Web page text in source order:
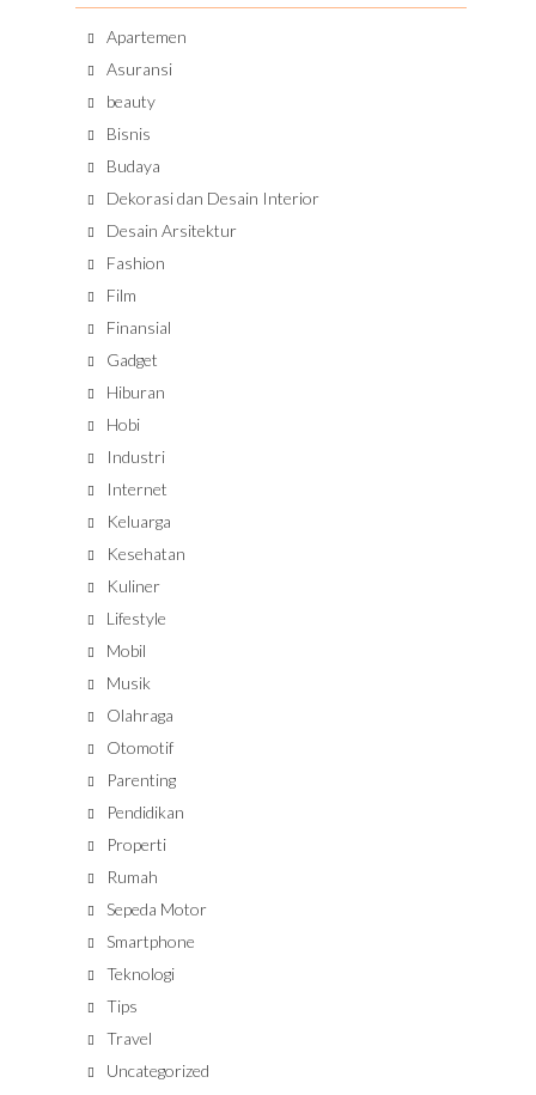
Apartemen
Asuransi
beauty
Bisnis
Budaya
Dekorasi dan Desain Interior
Desain Arsitektur
Fashion
Film
Finansial
Gadget
Hiburan
Hobi
Industri
Internet
Keluarga
Kesehatan
Kuliner
Lifestyle
Mobil
Musik
Olahraga
Otomotif
Parenting
Pendidikan
Properti
Rumah
Sepeda Motor
Smartphone
Teknologi
Tips
Travel
Uncategorized